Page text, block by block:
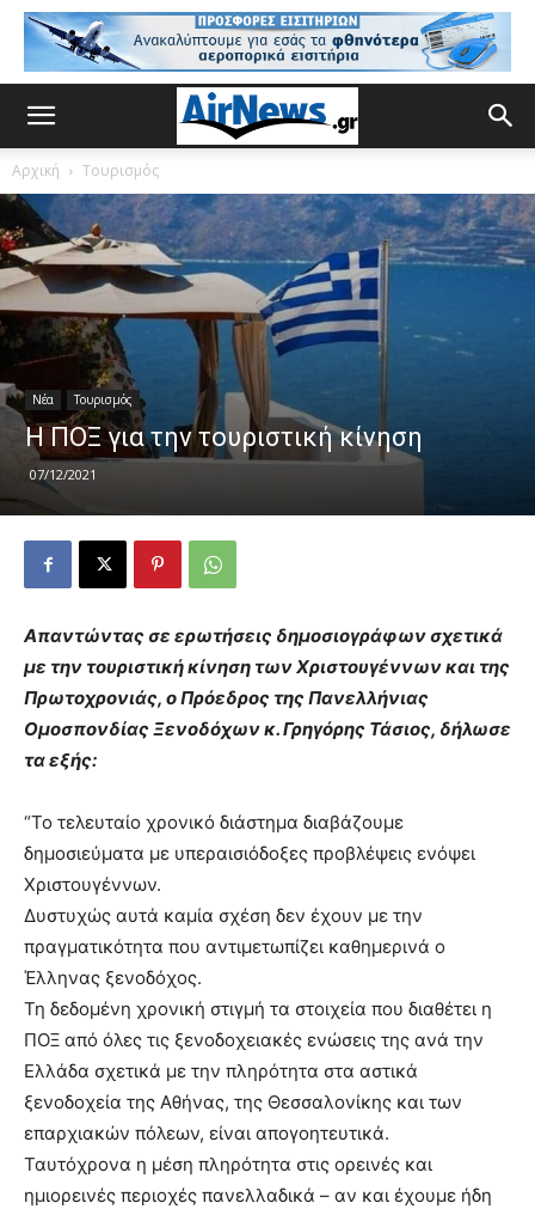
Αρχική Τουρισμός
Νέα Τουρισμός
Η ΠΟΞ για την τουριστική κίνηση
07/12/2021
Απαντώντας σε ερωτήσεις δημοσιογράφων σχετικά
με την τουριστική κίνηση των Χριστουγέννων και της
Πρωτοχρονιάς, ο Πρόεδρος της Πανελλήνιας
Ομοσπονδίας Ξενοδόχων κ. Γρηγόρης Τάσιος, δήλωσε
τα εξής:
“Το τελευταίο χρονικό διάστημα διαβάζουμε
δημοσιεύματα με υπεραισιόδοξες προβλέψεις ενόψει
Χριστουγέννων.
Δυστυχώς αυτά καμία σχέση δεν έχουν με την
πραγματικότητα που αντιμετωπίζει καθημερινά ο
Έλληνας ξενοδόχος.
Τη δεδομένη χρονική στιγμή τα στοιχεία που διαθέτει η
ΠΟΞ από όλες τις ξενοδοχειακές ενώσεις της ανά την
Ελλάδα σχετικά με την πληρότητα στα αστικά
ξενοδοχεία της Αθήνας, της Θεσσαλονίκης και των
επαρχιακών πόλεων, είναι απογοητευτικά.
Ταυτόχρονα η μέση πληρότητα στις ορεινές και
ημιορεινές περιοχές πανελλαδικά – αν και έχουμε ήδη